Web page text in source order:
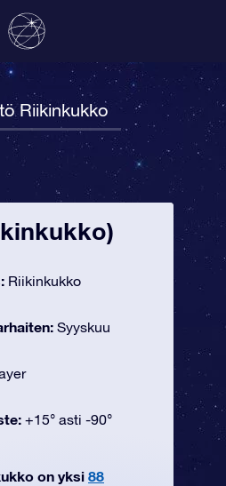
Riikinkukko
Riikinkukko
Syyskuu
+15° asti -90°
on yksi 88